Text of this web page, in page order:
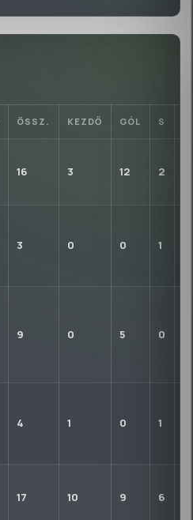
ÖSSZ. KEZDŐ GÓL S
16 3 12 2
3 0 0 1
9 0 5 0
4 1 0 1
17 10 9 6